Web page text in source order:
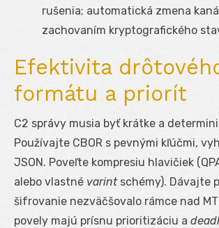
rušenia; automatická zmena
zachovaním kryptografického
Efektivita
formátu a priorít
C2 správy musia byť krátke a
Používajte CBOR s pevnými kľúčmi,
JSON. Poveľte kompresiu hlavičiek
alebo vlastné varintschémy). Dávajte
šifrovanie nezväčšovalo rámce nad
povely majú prísnu prioritizáciu a